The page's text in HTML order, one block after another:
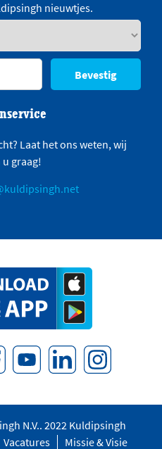
nieuwtjes.
Bevestig
Laat het ons weten, wij
graag!
N.V.. 2022 Kuldipsingh
Vacatures Missie & Visie